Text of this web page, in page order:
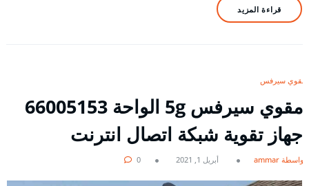
قراءة المزيد
مقوي سيرفس
مقوي سيرفس 5g الواحة 66005153
جهاز تقوية شبكة اتصال انترنت
بواسطة ammar أبريل 1, 2021 0